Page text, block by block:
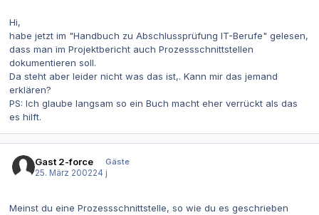
Hi,
habe jetzt im "Handbuch zu Abschlussprüfung IT-Berufe" gelesen,
dass man im Projektbericht auch Prozessschnittstellen
dokumentieren soll.
Da steht aber leider nicht was das ist,. Kann mir das jemand
erklären?
PS: Ich glaube langsam so ein Buch macht eher verrückt als das
es hilft.
Gast 2-force
Gäste
25. März 200224 j
Meinst du eine Prozessschnittstelle, so wie du es geschrieben